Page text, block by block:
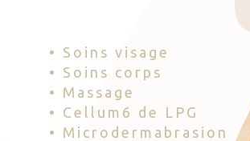
• Soins visage
• Soins corps
• Massage
• Cellum6 de LPG
• Microdermabrasion